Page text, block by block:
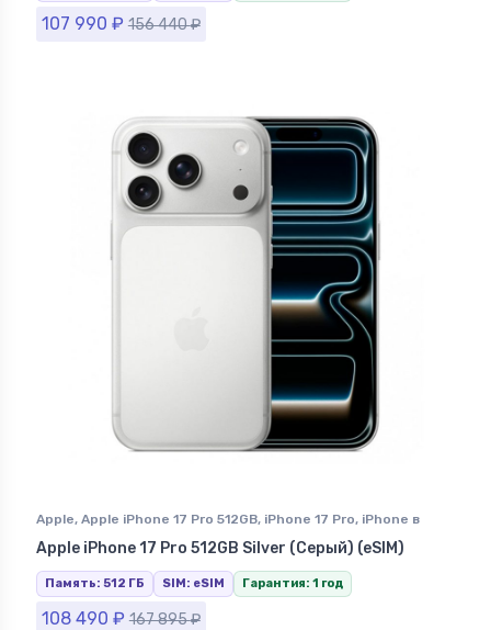
107 990 ₽ 156 440₽
Apple, Apple iPhone 17 Pro 512GB, iPhone 17 Pro, iPhone в
Ставрополе
Apple iPhone 17 Pro 512GB Silver (Серый) (eSIM)
Память: 512 ГБ SIM: eSIM Гарантия: 1 год
108 490 ₽ 167 895₽